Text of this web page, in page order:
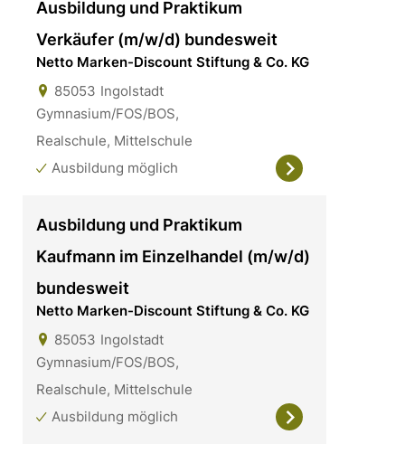
Ausbildung und Praktikum
Verkäufer (m/w/d) bundesweit
Netto Marken-Discount Stiftung & Co. KG
85053 Ingolstadt
Gymnasium/FOS/BOS,
Realschule, Mittelschule
Ausbildung möglich
Ausbildung und Praktikum
Kaufmann im Einzelhandel (m/w/d)
bundesweit
Netto Marken-Discount Stiftung & Co. KG
85053 Ingolstadt
Gymnasium/FOS/BOS,
Realschule, Mittelschule
Ausbildung möglich